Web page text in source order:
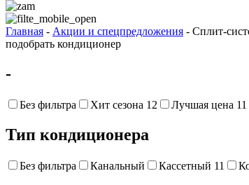
Главная - Акции и спецпредложения - Сплит-
подобрать кондиционер
-
Без фильтра Хит сезона 12 Лучшая цена 11
Тип кондиционера
Без фильтра Канальный Кассетный 11